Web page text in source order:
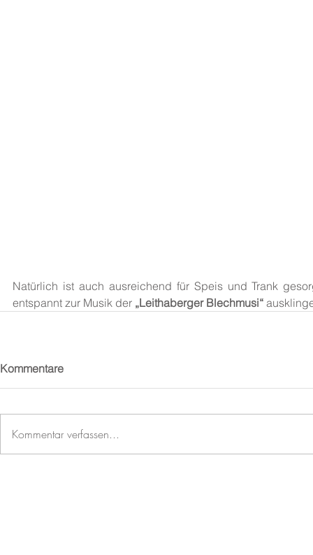
Natürlich ist auch ausreichend für Speis und Trank
entspannt zur Musik der „Leithaberger Blechmusi“
Kommentare
Kommentar verfassen...